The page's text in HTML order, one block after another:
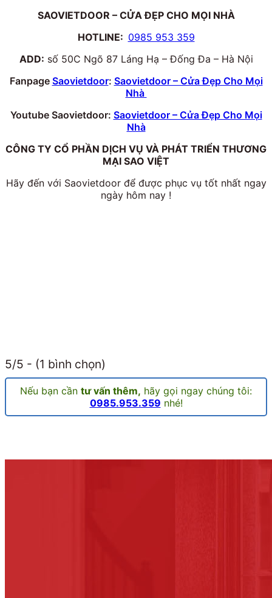
SAOVIETDOOR – CỬA ĐẸP CHO MỌI NHÀ
HOTLINE: 0985 953 359
ADD: số 50C Ngõ 87 Láng Hạ – Đống Đa – Hà Nội
Fanpage Saovietdoor: Saovietdoor – Cửa Đẹp Cho Mọi
Nhà
Youtube Saovietdoor: Saovietdoor – Cửa Đẹp Cho Mọi
Nhà
CÔNG TY CỔ PHẦN DỊCH VỤ VÀ PHÁT TRIỂN THƯƠNG
MẠI SAO VIỆT
Hãy đến với Saovietdoor để được phục vụ tốt nhất ngay
ngày hôm nay !
5/5 - (1 bình chọn)
Nếu bạn cần tư vấn thêm, hãy gọi ngay chúng tôi:
0985.953.359 nhé!